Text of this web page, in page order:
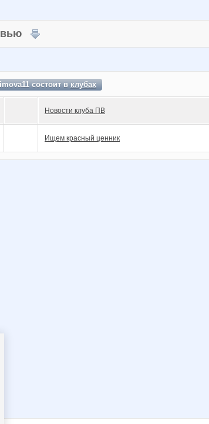
состоит вклубах
Новости клуба ПВ
Ищем красный ценник